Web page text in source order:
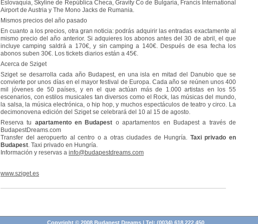
Eslovaquia, Skyline de República Checa, Gravity Co de Bulgaria, Francis International
Airport de Austria y The Mono Jacks de Rumania.
Mismos precios del año pasado
En cuanto a los precios, otra gran noticia: podrás adquirir las entradas exactamente al
mismo precio del año anterior. Si adquieres los abonos antes del 30 de abril, el que
incluye camping saldrá a 170€, y sin camping a 140€. Después de esa fecha los
abonos suben 30€. Los tickets diarios están a 45€.
Acerca de Sziget
Sziget se desarrolla cada año Budapest, en una isla en mitad del Danubio que se
convierte por unos días en el mayor festival de Europa. Cada año se reúnen unos 400
mil jóvenes de 50 países, y en el que actúan más de 1.000 artistas en los 55
escenarios, con estilos musicales tan diversos como el Rock, las músicas del mundo,
la salsa, la música electrónica, o hip hop, y muchos espectáculos de teatro y circo. La
decimonovena edición del Sziget se celebrará del 10 al 15 de agosto.
Reserva tu apartamento en Budapest o apartamentos en Budapest a través de
BudapestDreams.com
Transfer del aeropuerto al centro o a otras ciudades de Hungría. Taxi privado en
Budapest. Taxi privado en Hungría.
Información y reservas a info@budapestdreams.com
www.sziget.es
Copyright © 2008 Budapest Dreams | Tel: (0034) 618 222 450